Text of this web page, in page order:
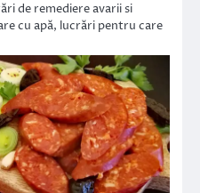
de remediere avarii si
cu apă, lucrări pentru care